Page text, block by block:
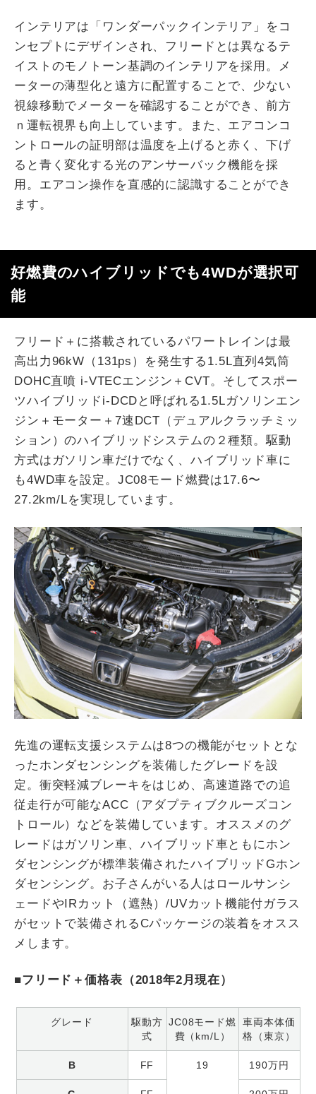
インテリアは「ワンダーパックインテリア」をコ
ンセプトにデザインされ、フリードとは異なるテ
イストのモノトーン基調のインテリアを採用。メ
ーターの薄型化と遠方に配置することで、少ない
視線移動でメーターを確認することができ、前方
ｎ運転視界も向上しています。また、エアコンコ
ントロールの証明部は温度を上げると赤く、下げ
ると青く変化する光のアンサーバック機能を採
用。エアコン操作を直感的に認識することができ
ます。
好燃費のハイブリッドでも4WDが選択可
能
フリード＋に搭載されているパワートレインは最
高出力96kW（131ps）を発生する1.5L直列4気筒
DOHC直噴 i-VTECエンジン＋CVT。そしてスポー
ツハイブリッドi-DCDと呼ばれる1.5Lガソリンエン
ジン＋モーター＋7速DCT（デュアルクラッチミッ
ション）のハイブリッドシステムの２種類。駆動
方式はガソリン車だけでなく、ハイブリッド車に
も4WD車を設定。JC08モード燃費は17.6〜
27.2km/Lを実現しています。
先進の運転支援システムは8つの機能がセットとな
ったホンダセンシングを装備したグレードを設
定。衝突軽減ブレーキをはじめ、高速道路での追
従走行が可能なACC（アダプティブクルーズコン
トロール）などを装備しています。オススメのグ
レードはガソリン車、ハイブリッド車ともにホン
ダセンシングが標準装備されたハイブリッドGホン
ダセンシング。お子さんがいる人はロールサンシ
ェードやIRカット（遮熱）/UVカット機能付ガラス
がセットで装備されるCパッケージの装着をオスス
メします。
■フリード＋価格表（2018年2月現在）
グレード
駆動方
式
JC08モード燃
費（km/L）
車両本体価
格（東京）
B FF 19 190万円